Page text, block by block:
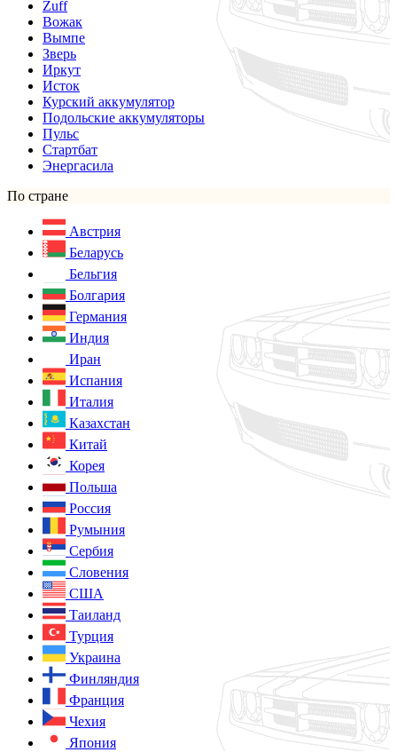
Zuff
Вожак
Вымпе
Зверь
Иркут
Исток
Курский аккумулятор
Подольские аккумуляторы
Пульс
Стартбат
Энергасила
По стране
Австрия
Беларусь
Бельгия
Болгария
Германия
Индия
Иран
Испания
Италия
Казахстан
Китай
Корея
Польша
Россия
Румыния
Сербия
Словения
США
Таиланд
Турция
Украина
Финляндия
Франция
Чехия
Япония